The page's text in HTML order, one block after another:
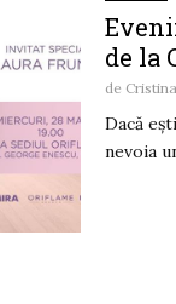
de la
de
Dacă
nevoia